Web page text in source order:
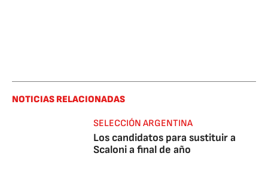
NOTICIAS RELACIONADAS
SELECCIÓN ARGENTINA
Los candidatos para sustituir a
Scaloni a final de año